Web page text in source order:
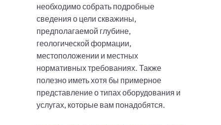
необходимо собрать подробные
сведения о цели скважины,
предполагаемой глубине,
геологической формации,
местоположении и местных
нормативных требованиях. Также
полезно иметь хотя бы примерное
представление о типах оборудования и
услугах, которые вам понадобятся.